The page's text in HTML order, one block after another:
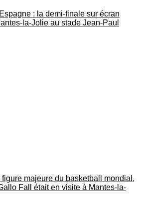
: la demi-finale sur écran
la-Jolie au stade Jean-Paul
figure majeure du basketball mondial,
Fall était en visite à Mantes-la-